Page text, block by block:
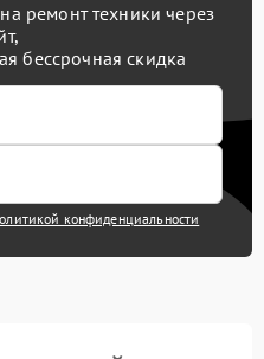
ремонт техники через
бессрочная скидка
конфиденциальности